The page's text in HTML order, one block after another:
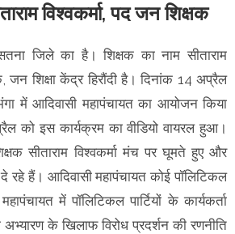
विश्वकर्मा, पद जन शिक्षक
जिले का है। शिक्षक का नाम सीताराम
जन शिक्षा केंद्र हिरौंदी है। दिनांक 14 अप्रैल
में आदिवासी महापंचायत का आयोजन किया
को इस कार्यक्रम का वीडियो वायरल हुआ।
सीताराम विश्वकर्मा मंच पर घूमते हुए और
रहे हैं। आदिवासी महापंचायत कोई पॉलिटिकल
में पॉलिटिकल पार्टियों के कार्यकर्ता
के खिलाफ विरोध प्रदर्शन की रणनीति